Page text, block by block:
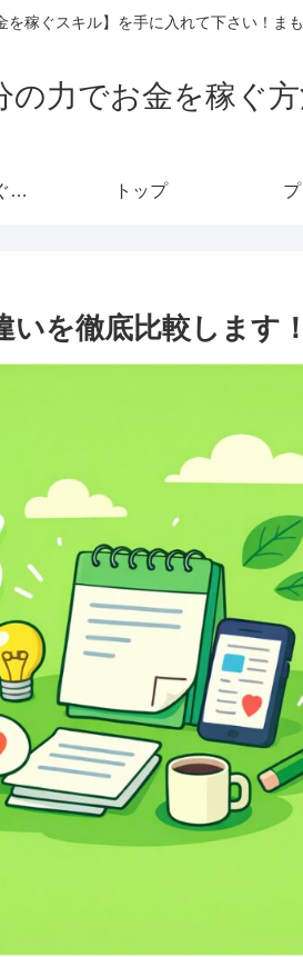
稼ぐスキル】を手に入れて下さい！ま
の力でお金を稼ぐ
あっさり10万円稼ぐメルマガ トップ
を徹底比較します！